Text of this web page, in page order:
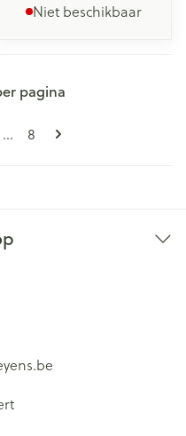
Niet beschikbaar
pagina
... Pagina
8
pagina